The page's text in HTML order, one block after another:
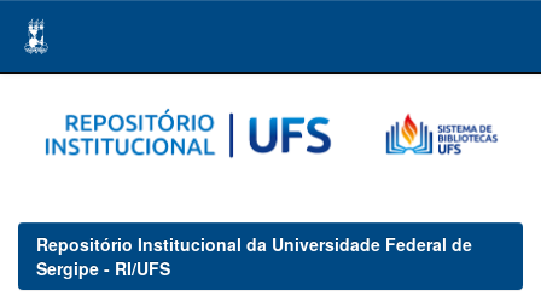
navigation
Repositório Institucional da Universidade Federal de
Sergipe - RI/UFS